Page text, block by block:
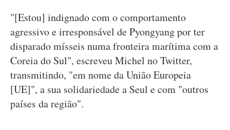
"[Estou] indignado com o comportamento
agressivo e irresponsável de Pyongyang por ter
disparado mísseis numa fronteira marítima com a
Coreia do Sul", escreveu Michel no Twitter,
transmitindo, "em nome da União Europeia
[UE]", a sua solidariedade a Seul e com "outros
países da região".